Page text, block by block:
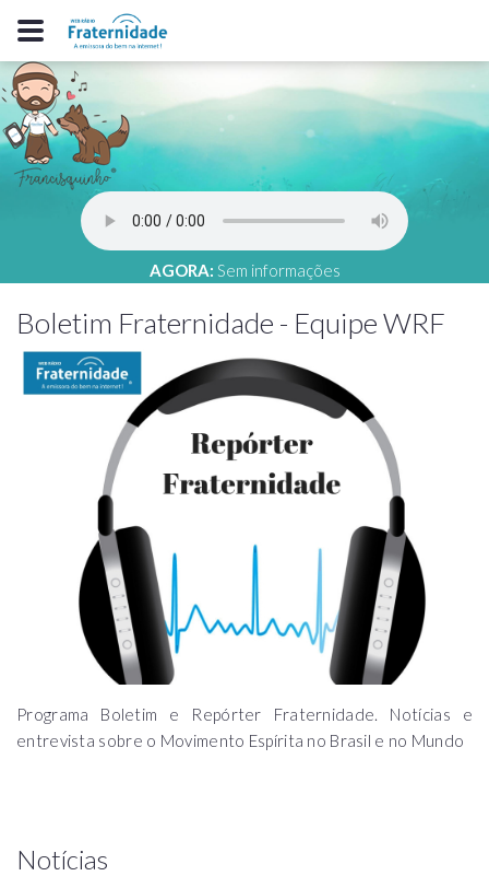
AGORA: Sem informações
Boletim Fraternidade - Equipe WRF
Programa Boletim e Repórter Fraternidade. Notícias e
entrevista sobre o Movimento Espírita no Brasil e no Mundo
Notícias